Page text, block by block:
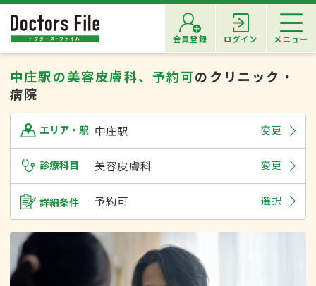
会員登録 ログイン メニュー
中庄駅の美容皮膚科、予約可のクリニック・
病院
エリア・駅 中庄駅 変更
診療科目 美容皮膚科 変更
詳細条件 予約可 選択